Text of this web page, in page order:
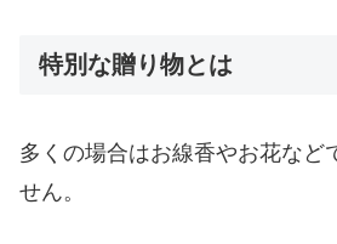
特別な贈り物とは
多くの場合はお線香やお花など
せん。